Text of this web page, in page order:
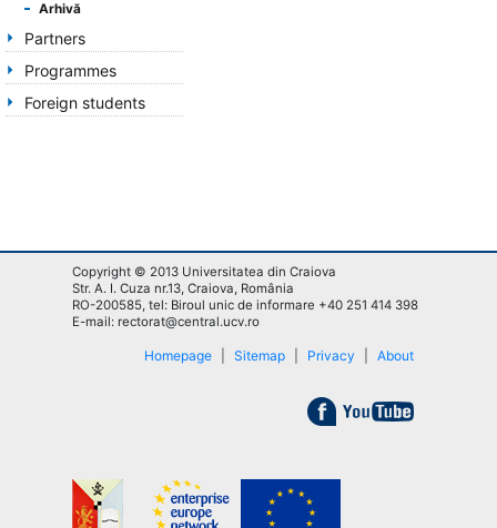
Arhivă
Partners
Programmes
Foreign students
Copyright © 2013 Universitatea din Craiova
Str. A. I. Cuza nr.13, Craiova, România
RO-200585, tel: Biroul unic de informare +40 251 414 398
E-mail: rectorat@central.ucv.ro
Homepage Sitemap Privacy About